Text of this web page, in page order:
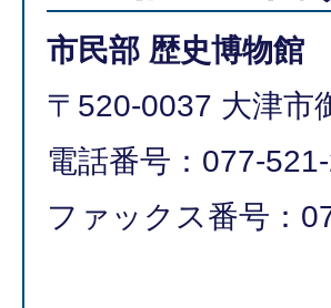
市民部 歴史博物館
〒520-0037 大津市
電話番号：077-
ファックス番号：